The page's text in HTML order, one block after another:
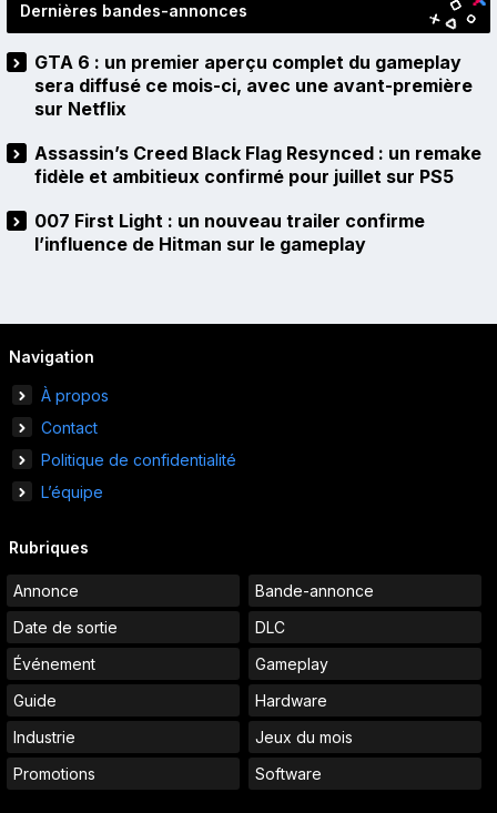
Dernières bandes-annonces
GTA 6 : un premier aperçu complet du gameplay
sera diffusé ce mois-ci, avec une avant-première
sur Netflix
Assassin’s Creed Black Flag Resynced : un remake
fidèle et ambitieux confirmé pour juillet sur PS5
007 First Light : un nouveau trailer confirme
l’influence de Hitman sur le gameplay
Navigation
À propos
Contact
Politique de confidentialité
L’équipe
Rubriques
Annonce
Bande-annonce
Date de sortie
DLC
Événement
Gameplay
Guide
Hardware
Industrie
Jeux du mois
Promotions
Software